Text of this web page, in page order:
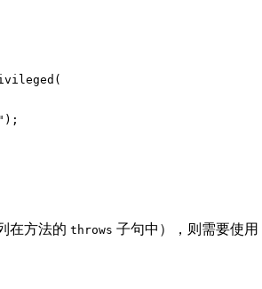
在方法的 throws 子句中），则需要使用